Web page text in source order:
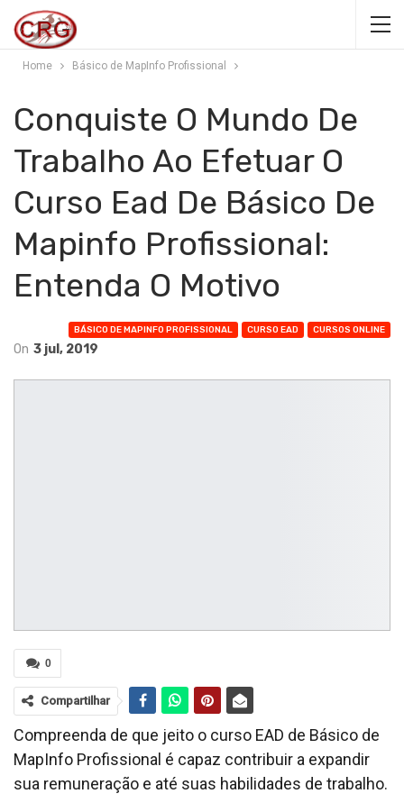
Home Básico de MapInfo Profissional
Conquiste O Mundo De
Trabalho Ao Efetuar O
Curso Ead De Básico De
Mapinfo Profissional:
Entenda O Motivo
BÁSICO DE MAPINFO PROFISSIONAL CURSO EAD CURSOS ONLINE
On 3 jul, 2019
0
Compartilhar
Compreenda de que jeito o curso EAD de Básico de
MapInfo Profissional é capaz contribuir a expandir
sua remuneração e até suas habilidades de trabalho.